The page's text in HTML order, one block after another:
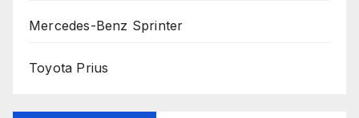
Mercedes-Benz Sprinter
Toyota Prius